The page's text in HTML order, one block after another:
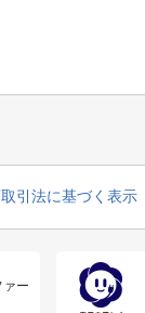
引法に基づく表示
ー